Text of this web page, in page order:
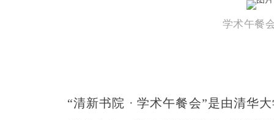
学术午餐
“清新书院 · 学术午餐会”是由清华